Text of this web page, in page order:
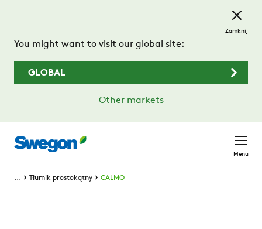
You might want to visit our global site:
GLOBAL
Other markets
Zamknij
Menu
... Tłumik prostokątny CALMO